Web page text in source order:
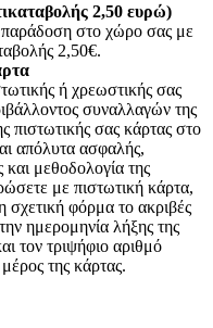
2,50 ευρώ)
στο χώρο σας με
2,50€.
ή χρεωστικής σας
συναλλαγών της
πιστωτικής σας κάρτας στο
απόλυτα ασφαλής,
μεθοδολογία της
με πιστωτική κάρτα,
φόρμα το ακριβές
ημερομηνία λήξης της
τον τριψήφιο αριθμό
της κάρτας.